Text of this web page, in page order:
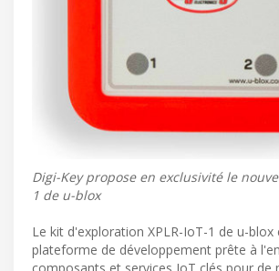
Digi-Key propose en exclusivité le
1 de u-blox
Le kit d'exploration XPLR-IoT-1 de u-blox
plateforme de développement prête à